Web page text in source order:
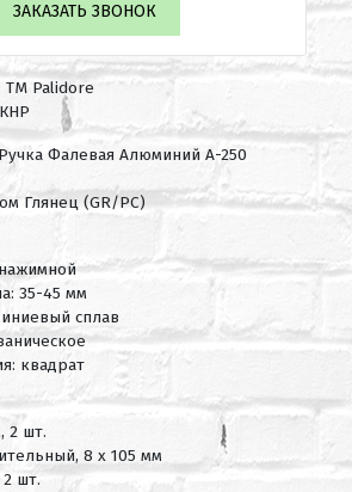
ЗАКАЗАТЬ ЗВОНОК
ТМ Palidore
Фалевая Алюминий А-250
Глянец (GR/PC)
35-45 мм
сплав
квадрат
2 шт.
8 х 105 мм
шт.